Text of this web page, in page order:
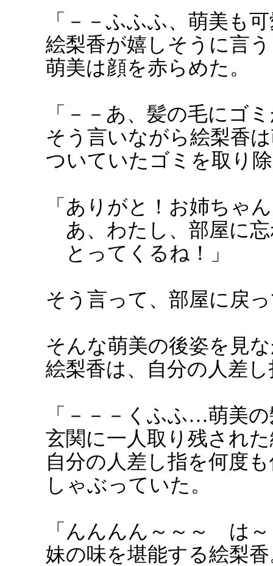
「－－ふふふ、萌美も
絵梨香が嬉しそうに言
萌美は顔を赤らめた。
「－－あ、髪の毛にゴ
そう言いながら絵梨香
ついていたゴミを取り
「ありがと！お姉ちゃ
あ、わたし、部屋に
とってくるね！」
そう言って、部屋に戻
そんな萌美の後姿を見
絵梨香は、自分の人差
「－－－くふふ…萌美
玄関に一人取り残され
自分の人差し指を何度
しゃぶっていた。
「んんんん～～～ は
妹の味を堪能する絵梨